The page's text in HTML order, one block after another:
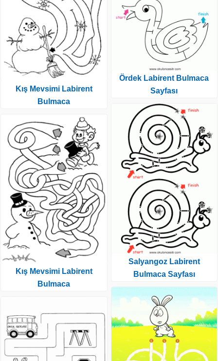
Kış Mevsimi Labirent
Bulmaca
Kış Mevsimi Labirent
Bulmaca
Ördek Labirent Bulmaca
Sayfası
Salyangoz Labirent
Bulmaca Sayfası